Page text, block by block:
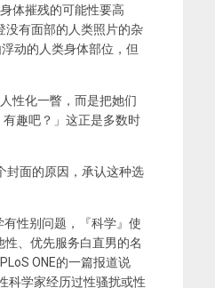
体摧残的可能性要高
没有面部的人类照片的杂
动的人类身体部位，但
性化一瞥，而是把她们
趣吧？」这正是多数时
封面的原因，承认这种选
性别问题，『科学』使
、优先服务白直男的名
ONE的一篇报道说
科学家经历过性骚扰或性